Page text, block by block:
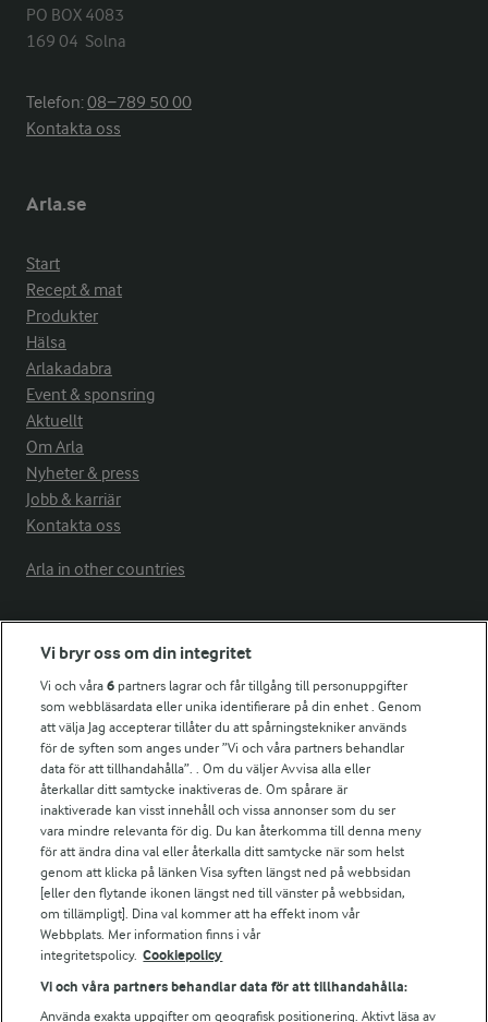
PO BOX 4083
169 04  Solna
Telefon:08−789 50 00
Kontakta oss
Arla.se
Start
Recept & mat
Produkter
Hälsa
Arlakadabra
Event & sponsring
Aktuellt
Om Arla
Nyheter & press
Jobb & karriär
Kontakta oss
Arla in other countries
Fler Arlasajter
För ägare
Arlas kundportal
Arla.com
Falbygdens Ost
Arla webbshop
Bildbank
Följ oss
Vi bryr oss om din integritet
Vi och våra6 partners lagrar och får tillgång till personuppgifter
som webbläsardata eller unika identifierare på din enhet . Genom
att välja Jag accepterar tillåter du att spårningstekniker används
för de syften som anges under ”Vi och våra partners behandlar
data för att tillhandahålla”. . Om du väljer Avvisa alla eller
återkallar ditt samtycke inaktiveras de. Om spårare är
inaktiverade kan visst innehåll och vissa annonser som du ser
vara mindre relevanta för dig. Du kan återkomma till denna meny
för att ändra dina val eller återkalla ditt samtycke när som helst
genom att klicka på länken Visa syften längst ned på webbsidan
[eller den flytande ikonen längst ned till vänster på webbsidan,
om tillämpligt]. Dina val kommer att ha effekt inom vår
Webbplats. Mer information finns i vår
integritetspolicy. Cookiepolicy
Vi och våra partners behandlar data för att tillhandahålla:
Använda exakta uppgifter om geografisk positionering. Aktivt läsa av